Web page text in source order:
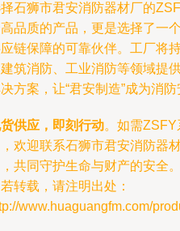
石狮市君安消防器材厂的
品质的产品，更是选择了一
链保障的可靠伙伴。工厂将
筑消防、工业消防等领域提
方案，让“君安制造”成为消
供应，即刻行动。如需
欢迎联系石狮市君安消防器
共同守护生命与财产的安全。
转载，请注明出处：
www.huaguangfm.com/